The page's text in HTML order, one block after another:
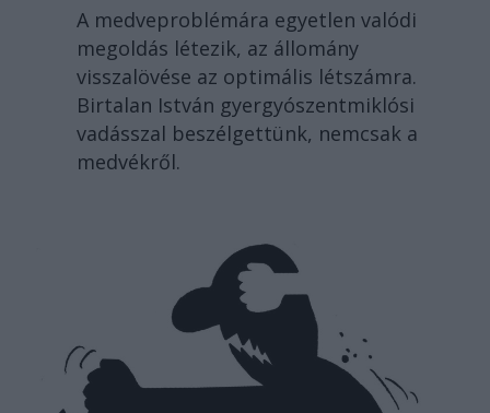
A medveproblémára egyetlen valódi
megoldás létezik, az állomány
visszalövése az optimális létszámra.
Birtalan István gyergyószentmiklósi
vadásszal beszélgettünk, nemcsak a
medvékről.